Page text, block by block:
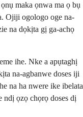
maka ọnwa ma ọ bụ
Ojiji ogologo oge na-
na dọkịta gị ga-achọ
ihe. Nke a apụtaghị
na-agbanwe doses iji
na ha nwere ike ibelata
ndị ọzọ chọrọ doses dị